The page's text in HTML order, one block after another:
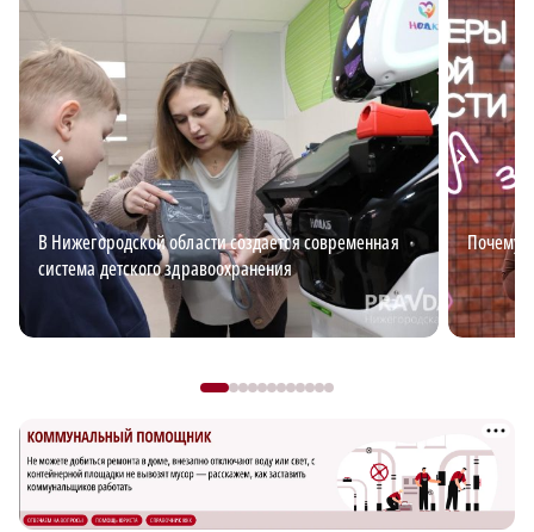
В Нижегородской области создается современная
система детского здравоохранения
Почему